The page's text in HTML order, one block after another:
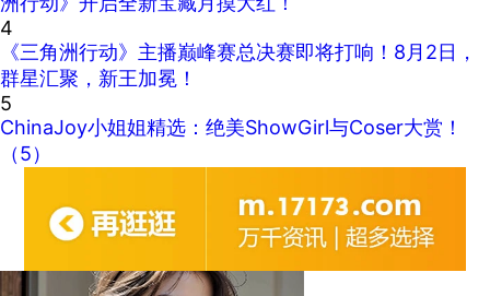
4
《三角洲行动》主播巅峰赛总决赛即将打响！8月2日，
群星汇聚，新王加冕！
5
ChinaJoy小姐姐精选：绝美ShowGirl与Coser大赏！
（5）